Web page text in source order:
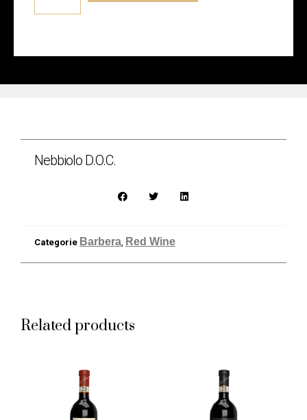
Nebbiolo D.O.C.
Categorie Barbera Red Wine
Related products